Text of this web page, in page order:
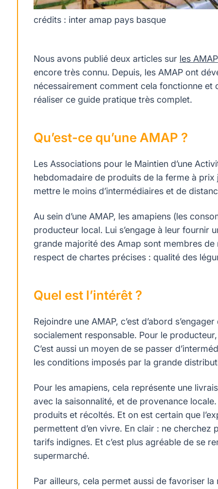
crédits : inter amap pays basque
Nous avons publié deux articles sur les AMAP
encore très connu. Depuis, les AMAP ont
nécessairement comment cela fonctionne
réaliser ce guide pratique très complet.
Qu’est-ce qu’une AMAP ?
Les Associations pour le Maintien d’une
hebdomadaire de produits de la ferme à
mettre le moins d’intermédiaires et de
Au sein d’une AMAP, les amapiens (les
producteur local. Lui s’engage à leur fournir
grande majorité des Amap sont membres
respect de chartes précises : qualité des
Quel est l’intérêt ?
Rejoindre une AMAP, c’est d’abord
socialement responsable. Pour le producteur,
C’est aussi un moyen de se passer
les conditions imposés par la grande
Pour les amapiens, cela représente une
avec la saisonnalité, et de provenance
produits et récoltés. Et on est certain que
permettent d’en vivre. En clair : ne
tarifs indignes. Et c’est plus agréable de se
supermarché.
Par ailleurs, cela permet aussi de favoriser